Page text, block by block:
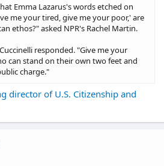
Emma Lazarus's words etched on
me your tired, give me your poor,' are
ethos?" asked NPR's Rachel Martin.
responded. "Give me your
can stand on their own two feet and
charge."
director of U.S. Citizenship and